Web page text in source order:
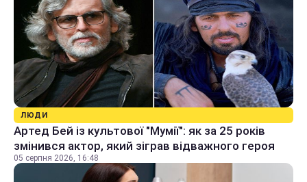
ЛЮДИ
Артед Бей із культової "Мумії": як за 25 років
змінився актор, який зіграв відважного героя
05 серпня 2026, 16:48